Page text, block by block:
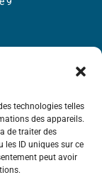
technologies telles
des appareils.
de traiter des
les ID uniques sur ce
peut avoir
TVA intra-